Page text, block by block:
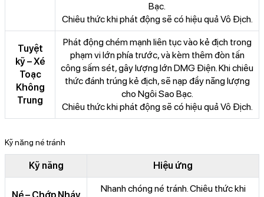
Bạc.
Chiêu thức khi phát động sẽ có hiệu quả Vô Địch.
Tuyệt
kỹ – Xé
Toạc
Không
Trung
Phát động chém mạnh liên tục vào kẻ địch trong
phạm vi lớn phía trước, và kèm thêm đòn tấn
công sấm sét, gây lượng lớn DMG Điện. Khi chiêu
thức đánh trúng kẻ địch, sẽ nạp đầy năng lượng
cho Ngôi Sao Bạc.
Chiêu thức khi phát động sẽ có hiệu quả Vô Địch.
Kỹ năng né tránh
Kỹ năng Hiệu ứng
Nhanh chóng né tránh. Chiêu thức khi